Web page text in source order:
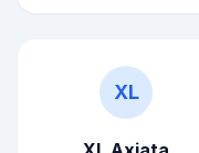
XL